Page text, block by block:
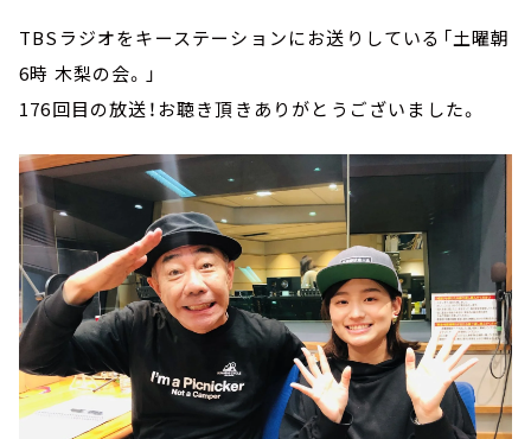
TBSラジオをキーステーションにお送りしている「土曜朝
6時 木梨の会。」
176回目の放送！お聴き頂きありがとうございました。